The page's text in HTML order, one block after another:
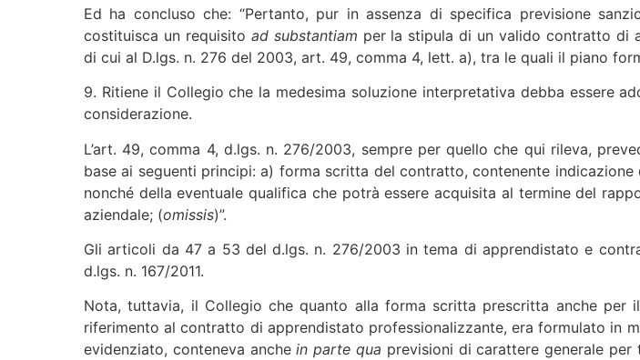
Ed ha concluso che: “Pertanto, pur in assenza di specifica previsione
costituisca un requisito ad substantiam per la stipula di un valido contratto di
di cui al D.lgs. n. 276 del 2003, art. 49, comma 4, lett. a), tra le quali il piano
9. Ritiene il Collegio che la medesima soluzione interpretativa debba essere
considerazione.
L’art. 49, comma 4, d.lgs. n. 276/2003, sempre per quello che qui rileva,
base ai seguenti principi: a) forma scritta del contratto, contenente
nonché della eventuale qualifica che potrà essere acquisita al termine del
aziendale; (omissis)”.
Gli articoli da 47 a 53 del d.lgs. n. 276/2003 in tema di apprendistato e
d.lgs. n. 167/2011.
Nota, tuttavia, il Collegio che quanto alla forma scritta prescritta anche per
riferimento al contratto di apprendistato professionalizzante, era formulato in
evidenziato, conteneva anchein parte qua previsioni di carattere generale per